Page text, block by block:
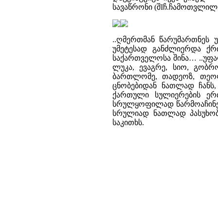
სავაწრონი
..ღმერთმან წარუმართნეს
უმეტესად განძლიერდა
საქართველოსა შინა…
ლუკა, ევაგრე, სიო,
ბართლომე, თადეოზ,
ცნობებიდან ნათლად
ქართული სულიერების
სრულყოფილად
სრულიად ნათლად
საკითხს.